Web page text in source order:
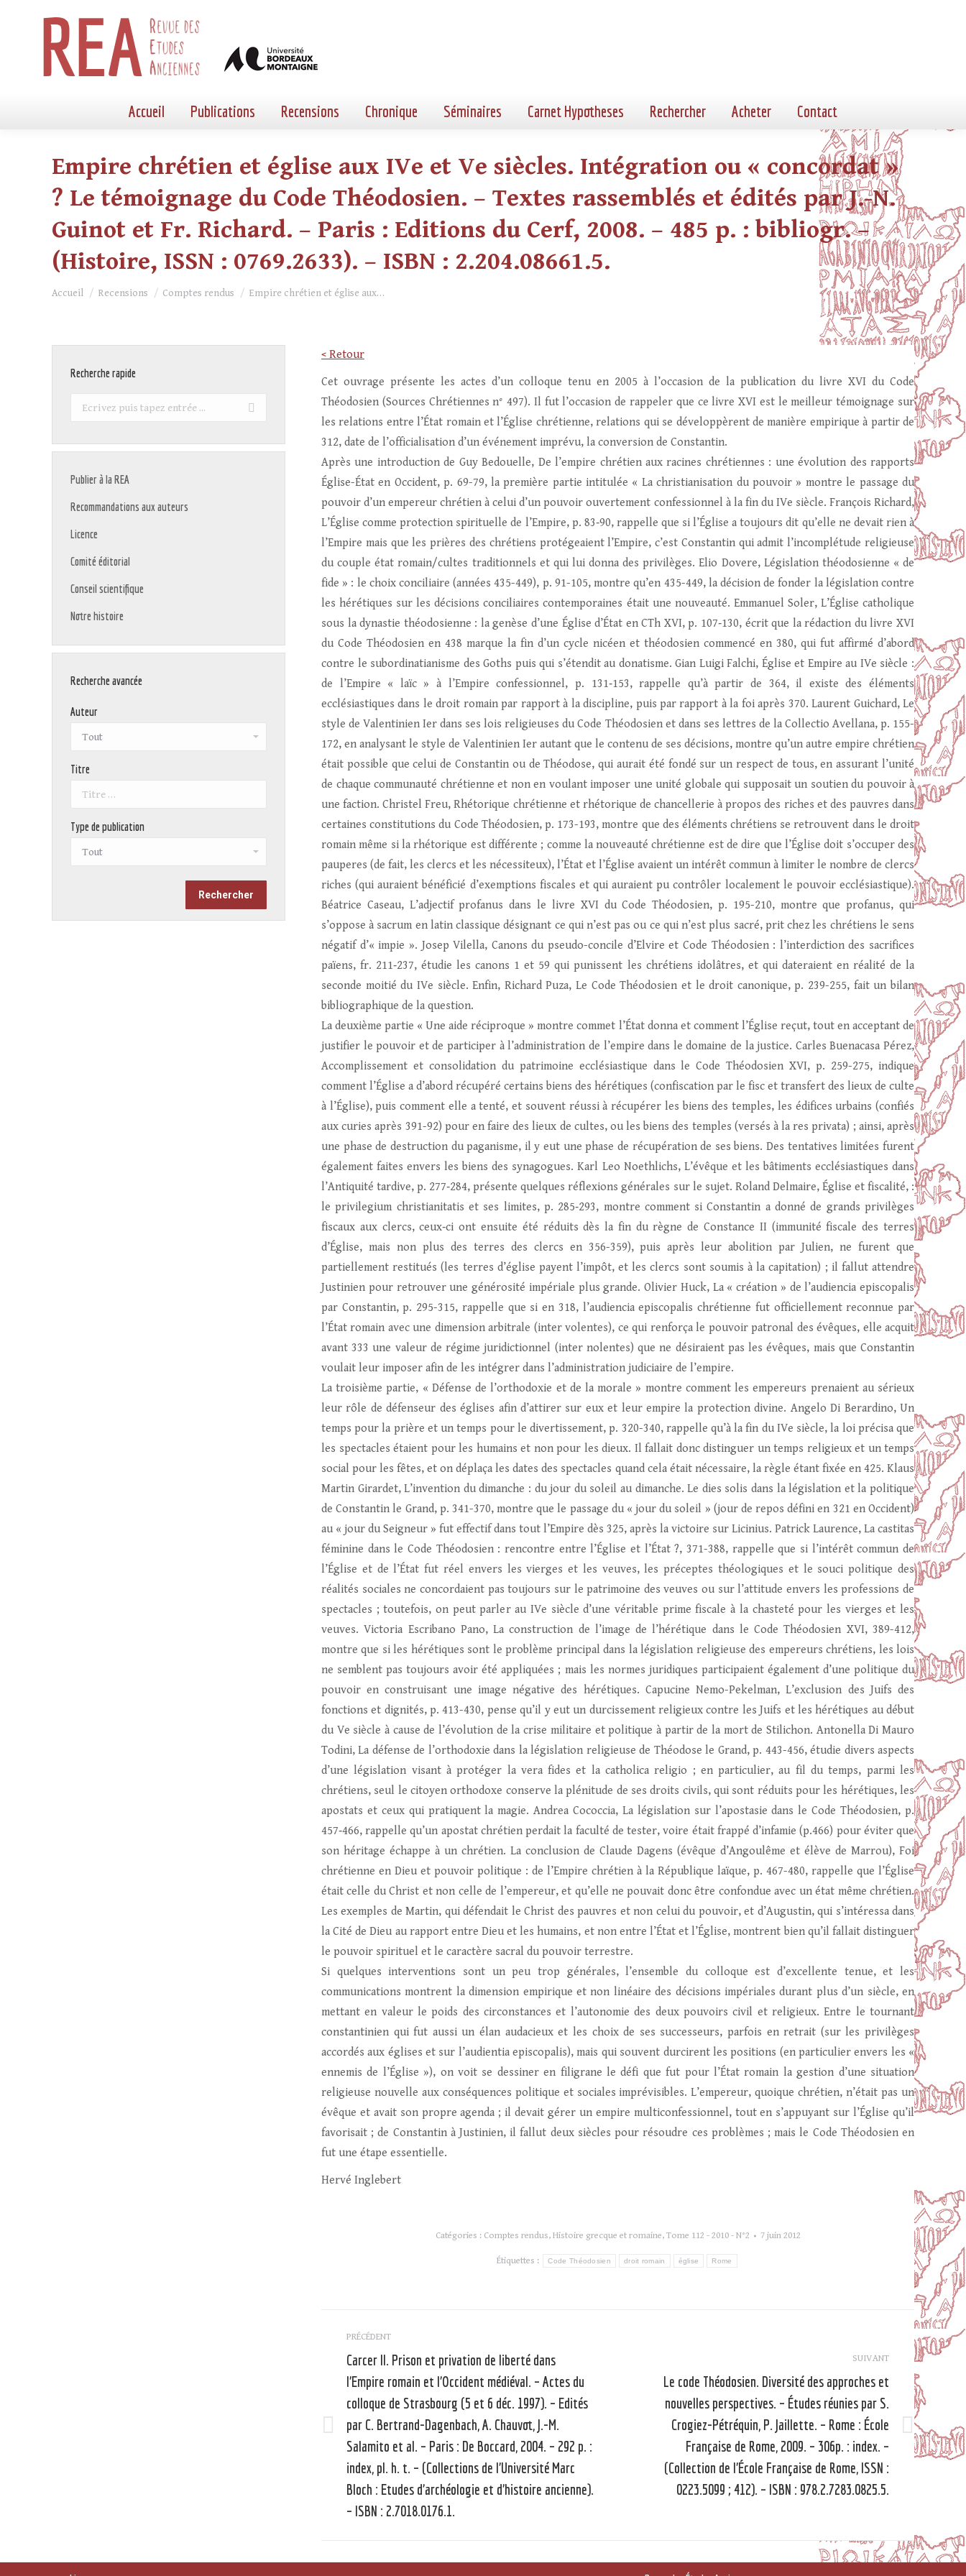
Accueil Publications Recensions Chronique Séminaires Carnet Hypotheses Rechercher Acheter Contact
Empire chrétien et église aux IVe et Ve siècles. Intégration ou « concordat »
? Le témoignage du Code Théodosien. – Textes rassemblés et édités par J.-N.
Guinot et Fr. Richard. – Paris : Editions du Cerf, 2008. – 485 p. : bibliogr. –
(Histoire, ISSN : 0769.2633). – ISBN : 2.204.08661.5.
Vous êtes ici :
Accueil Recensions Comptes rendus Empire chrétien et église aux…
< Retour
Cet ouvrage présente les actes d’un colloque tenu en 2005 à l’occasion de la publication du livre XVI du Code
Théodosien (Sources Chrétiennes n° 497). Il fut l’occasion de rappeler que ce livre XVI est le meilleur témoignage sur
les relations entre l’État romain et l’Église chrétienne, relations qui se développèrent de manière empirique à partir de
312, date de l’officialisation d’un événement imprévu, la conversion de Constantin.
Après une introduction de Guy Bedouelle, De l’empire chrétien aux racines chrétiennes : une évolution des rapports
Église-État en Occident, p. 69-79, la première partie intitulée « La christianisation du pouvoir » montre le passage du
pouvoir d’un empereur chrétien à celui d’un pouvoir ouvertement confessionnel à la fin du IVe siècle. François Richard,
L’Église comme protection spirituelle de l’Empire, p. 83‑90, rappelle que si l’Église a toujours dit qu’elle ne devait rien à
l’Empire mais que les prières des chrétiens protégeaient l’Empire, c’est Constantin qui admit l’incomplétude religieuse
du couple état romain/cultes traditionnels et qui lui donna des privilèges. Elio Dovere, Législation théodosienne « de
fide » : le choix conciliaire (années 435-449), p. 91-105, montre qu’en 435-449, la décision de fonder la législation contre
les hérétiques sur les décisions conciliaires contemporaines était une nouveauté. Emmanuel Soler, L’Église catholique
sous la dynastie théodosienne : la genèse d’une Église d’État en CTh XVI, p. 107‑130, écrit que la rédaction du livre XVI
du Code Théodosien en 438 marque la fin d’un cycle nicéen et théodosien commencé en 380, qui fut affirmé d’abord
contre le subordinatianisme des Goths puis qui s’étendit au donatisme. Gian Luigi Falchi, Église et Empire au IVe siècle :
de l’Empire « laïc » à l’Empire confessionnel, p. 131‑153, rappelle qu’à partir de 364, il existe des éléments
ecclésiastiques dans le droit romain par rapport à la discipline, puis par rapport à la foi après 370. Laurent Guichard, Le
style de Valentinien Ier dans ses lois religieuses du Code Théodosien et dans ses lettres de la Collectio Avellana, p. 155-
172, en analysant le style de Valentinien Ier autant que le contenu de ses décisions, montre qu’un autre empire chrétien
était possible que celui de Constantin ou de Théodose, qui aurait été fondé sur un respect de tous, en assurant l’unité
de chaque communauté chrétienne et non en voulant imposer une unité globale qui supposait un soutien du pouvoir à
une faction. Christel Freu, Rhétorique chrétienne et rhétorique de chancellerie à propos des riches et des pauvres dans
certaines constitutions du Code Théodosien, p. 173-193, montre que des éléments chrétiens se retrouvent dans le droit
romain même si la rhétorique est différente ; comme la nouveauté chrétienne est de dire que l’Église doit s’occuper des
pauperes (de fait, les clercs et les nécessiteux), l’État et l’Église avaient un intérêt commun à limiter le nombre de clercs
riches (qui auraient bénéficié d’exemptions fiscales et qui auraient pu contrôler localement le pouvoir ecclésiastique).
Béatrice Caseau, L’adjectif profanus dans le livre XVI du Code Théodosien, p. 195-210, montre que profanus, qui
s’oppose à sacrum en latin classique désignant ce qui n’est pas ou ce qui n’est plus sacré, prit chez les chrétiens le sens
négatif d’« impie ». Josep Vilella, Canons du pseudo-concile d’Elvire et Code Théodosien : l’interdiction des sacrifices
païens, fr. 211‑237, étudie les canons 1 et 59 qui punissent les chrétiens idolâtres, et qui dateraient en réalité de la
seconde moitié du IVe siècle. Enfin, Richard Puza, Le Code Théodosien et le droit canonique, p. 239-255, fait un bilan
bibliographique de la question.
La deuxième partie « Une aide réciproque » montre commet l’État donna et comment l’Église reçut, tout en acceptant de
justifier le pouvoir et de participer à l’administration de l’empire dans le domaine de la justice. Carles Buenacasa Pérez,
Accomplissement et consolidation du patrimoine ecclésiastique dans le Code Théodosien XVI, p. 259-275, indique
comment l’Église a d’abord récupéré certains biens des hérétiques (confiscation par le fisc et transfert des lieux de culte
à l’Église), puis comment elle a tenté, et souvent réussi à récupérer les biens des temples, les édifices urbains (confiés
aux curies après 391-92) pour en faire des lieux de cultes, ou les biens des temples (versés à la res privata) ; ainsi, après
une phase de destruction du paganisme, il y eut une phase de récupération de ses biens. Des tentatives limitées furent
également faites envers les biens des synagogues. Karl Leo Noethlichs, L’évêque et les bâtiments ecclésiastiques dans
l’Antiquité tardive, p. 277‑284, présente quelques réflexions générales sur le sujet. Roland Delmaire, Église et fiscalité, :
le privilegium christianitatis et ses limites, p. 285‑293, montre comment si Constantin a donné de grands privilèges
fiscaux aux clercs, ceux‑ci ont ensuite été réduits dès la fin du règne de Constance II (immunité fiscale des terres
d’Église, mais non plus des terres des clercs en 356-359), puis après leur abolition par Julien, ne furent que
partiellement restitués (les terres d’église payent l’impôt, et les clercs sont soumis à la capitation) ; il fallut attendre
Justinien pour retrouver une générosité impériale plus grande. Olivier Huck, La « création » de l’audiencia episcopalis
par Constantin, p. 295-315, rappelle que si en 318, l’audiencia episcopalis chrétienne fut officiellement reconnue par
l’État romain avec une dimension arbitrale (inter volentes), ce qui renforça le pouvoir patronal des évêques, elle acquit
avant 333 une valeur de régime juridictionnel (inter nolentes) que ne désiraient pas les évêques, mais que Constantin
voulait leur imposer afin de les intégrer dans l’administration judiciaire de l’empire.
La troisième partie, « Défense de l’orthodoxie et de la morale » montre comment les empereurs prenaient au sérieux
leur rôle de défenseur des églises afin d’attirer sur eux et leur empire la protection divine. Angelo Di Berardino, Un
temps pour la prière et un temps pour le divertissement, p. 320-340, rappelle qu’à la fin du IVe siècle, la loi précisa que
les spectacles étaient pour les humains et non pour les dieux. Il fallait donc distinguer un temps religieux et un temps
social pour les fêtes, et on déplaça les dates des spectacles quand cela était nécessaire, la règle étant fixée en 425. Klaus
Martin Girardet, L’invention du dimanche : du jour du soleil au dimanche. Le dies solis dans la législation et la politique
de Constantin le Grand, p. 341-370, montre que le passage du « jour du soleil » (jour de repos défini en 321 en Occident)
au « jour du Seigneur » fut effectif dans tout l’Empire dès 325, après la victoire sur Licinius. Patrick Laurence, La castitas
féminine dans le Code Théodosien : rencontre entre l’Église et l’État ?, 371-388, rappelle que si l’intérêt commun de
l’Église et de l’État fut réel envers les vierges et les veuves, les préceptes théologiques et le souci politique des
réalités sociales ne concordaient pas toujours sur le patrimoine des veuves ou sur l’attitude envers les professions de
spectacles ; toutefois, on peut parler au IVe siècle d’une véritable prime fiscale à la chasteté pour les vierges et les
veuves. Victoria Escribano Pano, La construction de l’image de l’hérétique dans le Code Théodosien XVI, 389-412,
montre que si les hérétiques sont le problème principal dans la législation religieuse des empereurs chrétiens, les lois
ne semblent pas toujours avoir été appliquées ; mais les normes juridiques participaient également d’une politique du
pouvoir en construisant une image négative des hérétiques. Capucine Nemo-Pekelman, L’exclusion des Juifs des
fonctions et dignités, p. 413-430, pense qu’il y eut un durcissement religieux contre les Juifs et les hérétiques au début
du Ve siècle à cause de l’évolution de la crise militaire et politique à partir de la mort de Stilichon. Antonella Di Mauro
Todini, La défense de l’orthodoxie dans la législation religieuse de Théodose le Grand, p. 443-456, étudie divers aspects
d’une législation visant à protéger la vera fides et la catholica religio ; en particulier, au fil du temps, parmi les
chrétiens, seul le citoyen orthodoxe conserve la plénitude de ses droits civils, qui sont réduits pour les hérétiques, les
apostats et ceux qui pratiquent la magie. Andrea Cococcia, La législation sur l’apostasie dans le Code Théodosien, p.
457‑466, rappelle qu’un apostat chrétien perdait la faculté de tester, voire était frappé d’infamie (p.466) pour éviter que
son héritage échappe à un chrétien. La conclusion de Claude Dagens (évêque d’Angoulême et élève de Marrou), Foi
chrétienne en Dieu et pouvoir politique : de l’Empire chrétien à la République laïque, p. 467-480, rappelle que l’Église
était celle du Christ et non celle de l’empereur, et qu’elle ne pouvait donc être confondue avec un état même chrétien.
Les exemples de Martin, qui défendait le Christ des pauvres et non celui du pouvoir, et d’Augustin, qui s’intéressa dans
la Cité de Dieu au rapport entre Dieu et les humains, et non entre l’État et l’Église, montrent bien qu’il fallait distinguer
le pouvoir spirituel et le caractère sacral du pouvoir terrestre.
Si quelques interventions sont un peu trop générales, l’ensemble du colloque est d’excellente tenue, et les
communications montrent la dimension empirique et non linéaire des décisions impériales durant plus d’un siècle, en
mettant en valeur le poids des circonstances et l’autonomie des deux pouvoirs civil et religieux. Entre le tournant
constantinien qui fut aussi un élan audacieux et les choix de ses successeurs, parfois en retrait (sur les privilèges
accordés aux églises et sur l’audientia episcopalis), mais qui souvent durcirent les positions (en particulier envers les «
ennemis de l’Église »), on voit se dessiner en filigrane le défi que fut pour l’État romain la gestion d’une situation
religieuse nouvelle aux conséquences politique et sociales imprévisibles. L’empereur, quoique chrétien, n’était pas un
évêque et avait son propre agenda ; il devait gérer un empire multiconfessionnel, tout en s’appuyant sur l’Église qu’il
favorisait ; de Constantin à Justinien, il fallut deux siècles pour résoudre ces problèmes ; mais le Code Théodosien en
fut une étape essentielle.
Hervé Inglebert
Catégories : Comptes rendus, Histoire grecque et romaine, Tome 112 - 2010 - N°2 7 juin 2012
Étiquettes : Code Théodosien droit romain église Rome
Navigation
article
PRÉCÉDENT
Article
précédent
:
Carcer II. Prison et privation de liberté dans
l’Empire romain et l’Occident médiéval. – Actes du
colloque de Strasbourg (5 et 6 déc. 1997). – Edités
par C. Bertrand-Dagenbach, A. Chauvot, J.-M.
Salamito et al. – Paris : De Boccard, 2004. – 292 p. :
index, pl. h. t. – (Collections de l’Université Marc
Bloch : Etudes d’archéologie et d’histoire ancienne).
– ISBN : 2.7018.0176.1.
SUIVANT
Article
Le code Théodosien. Diversité des approches et
nouvelles perspectives. – Études réunies par S.
Crogiez-Pétréquin, P. Jaillette. – Rome : École
Française de Rome, 2009. – 306p. : index. –
(Collection de l’École Française de Rome, ISSN :
0223.5099 ; 412). – ISBN : 978.2.7283.0825.5.
Recherche rapide
Recherche
Publier à la REA
Recommandations aux auteurs
Licence
Comité éditorial
Conseil scientifique
Notre histoire
Recherche avancée
Auteur
Titre
Type de publication